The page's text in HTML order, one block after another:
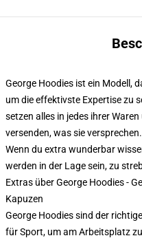
George Hoodies ist ein Modell,
um die effektivste Expertise zu
setzen alles in jedes ihrer
versenden, was sie versprechen.
Wenn du extra wunderbar
werden in der Lage sein, zu
Extras über George Hoodies -
Kapuzen
George Hoodies sind der
für Sport, um am Arbeitsplatz